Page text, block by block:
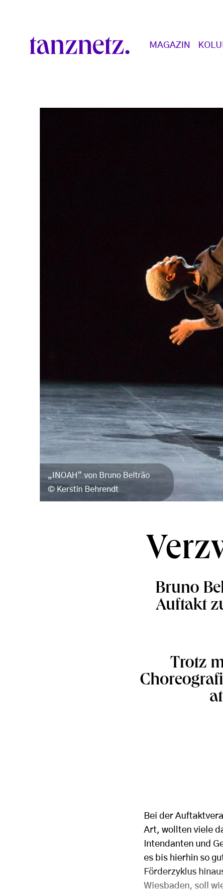
Main navigation
MAGAZIN
„INOAH“ von Bruno Beltrão
Kerstin Behrendt
Bruno
Auftakt
Trotz
Bei der
Art, wollten viele
Intendanten und
es bis hierhin so
Förderzyklus
Wiesbaden, soll